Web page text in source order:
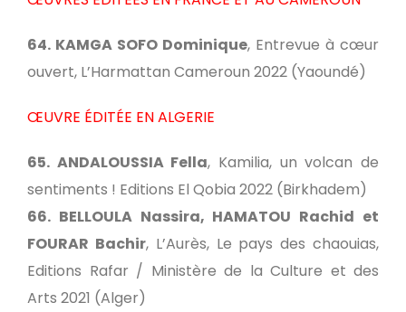
64. KAMGA SOFO Dominique, Entrevue à cœur
ouvert, L’Harmattan Cameroun 2022 (Yaoundé)
ŒUVRE ÉDITÉE EN ALGERIE
65. ANDALOUSSIA Fella, Kamilia, un volcan de
sentiments ! Editions El Qobia 2022 (Birkhadem)
66. BELLOULA Nassira, HAMATOU Rachid et
FOURAR Bachir, L’Aurès, Le pays des chaouias,
Editions Rafar / Ministère de la Culture et des
Arts 2021 (Alger)